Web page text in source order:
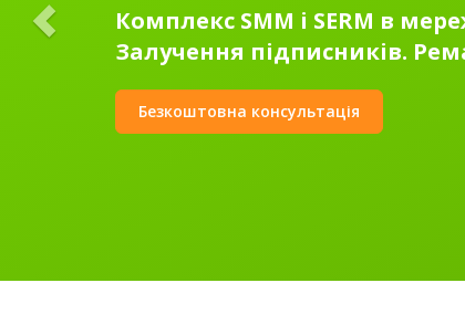
Комплекс SMM і SERM в
Залучення підписників.
Безкоштовна консультація